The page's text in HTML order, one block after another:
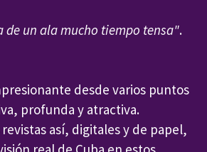
de un ala mucho tiempo tensa".
desde varios puntos
profunda y atractiva.
así, digitales y de papel,